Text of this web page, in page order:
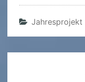
Jahresprojekt